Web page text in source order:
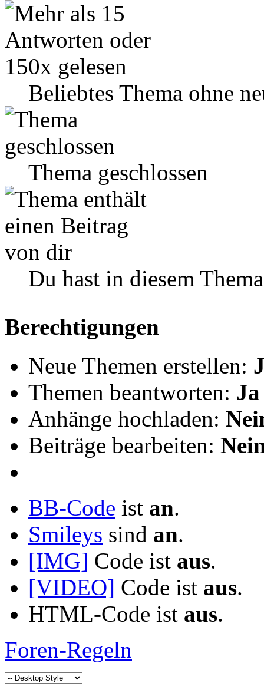
Beliebtes Thema ohne
Thema geschlossen
Du hast in diesem
Berechtigungen
Neue Themen erstellen:
Themen beantworten: Ja
Anhänge hochladen:
Beiträge bearbeiten:
BB-Code ist an.
Smileys sind an.
[IMG] Code ist aus.
[VIDEO] Code ist aus.
HTML-Code ist aus.
Foren-Regeln